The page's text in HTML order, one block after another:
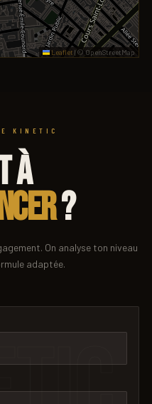
Leaflet | © OpenStreetMap
KINETIC
À
?
On analyse ton niveau
adaptée.